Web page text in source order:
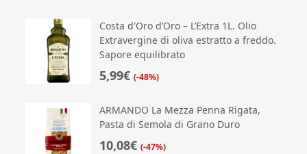
Costa d'Oro d’Oro – L’Extra 1L. Olio
Extravergine di oliva estratto a freddo.
Sapore equilibrato
5,99€ (-48%)
ARMANDO La Mezza Penna Rigata,
Pasta di Semola di Grano Duro
10,08€ (-47%)